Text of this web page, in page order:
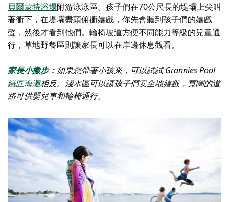
貝爾蒙特浴場附游泳泳區。孩子們在70公尺長的堤壩上尖叫
著衝下，在堤壩盡頭俯衝嬉戲，你先會聽到孩子們的嬉戲
聲，然後才看到他們。輪椅坡道方便不同能力等級的兒童通
行，草地野餐區則讓家長可以在岸邊休息觀看。
家長小撇步： 如果您帶著小孩來，可以試試 Grannies Pool
鐵匠海灘相反。淺水區可以讓孩子們安全地嬉戲，寬闊的道
路可供嬰兒車和輪椅通行。